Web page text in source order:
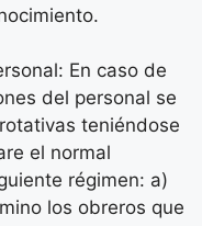
En caso de
del personal se
teniéndose
el normal
régimen: a)
los obreros que